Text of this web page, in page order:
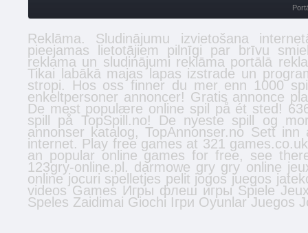
Reklāma. Sludinājumu izvietošana
pieejamas lietotājiem pilnīgi par brīvu
reklama un sludinājumi reklāma portālā
Tikai labākā majas lapas izstrade un
stropi. Hos oss finner du mer enn 1000
enkeltpersoner annoncer! Gratis annonce
De mest populære online spil på ét sted!
spill på TopSpill.no! De nyeste spill og
annonser katalog, TopAnnonser.no Sett
internet. Play free games at 321
an popular online games for free, see
123gry-online.pl. darmowe gry gry online
online jocuri spelletjes pelit jogos juegos
videos Games Игры флеш игры Spiele
Speles Zaidimai Giochi Ігри Oyunlar Juegos